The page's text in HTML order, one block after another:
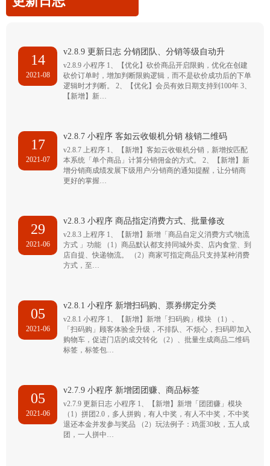
14
2021-08
v2.8.9 更新日志 分销团队、分销等级自动升
v2.8.9 小程序 1、【优化】砍价商品开启限购，优化在创建
砍价订单时，增加判断限购逻辑，而不是砍价成功后的下单
逻辑时才判断。 2、【优化】会员有效日期支持到100年 3、
【新增】新…
17
2021-07
v2.8.7 小程序 客如云收银机分销 核销二维码
v2.8.7 上程序 1、【新增】客如云收银机分销，新增按匹配
本系统「单个商品」计算分销佣金的方式。 2、【新增】新
增分销商成绩发展下级用户/分销商的通知提醒，让分销商
更好的掌握…
29
2021-06
v2.8.3 小程序 商品指定消费方式、批量修改
v2.8.3 上程序 1、【新增】新增「商品自定义消费方式/物流
方式 」功能 （1）商品默认都支持同城外卖、店内食堂、到
店自提、快递物流。 （2）商家可指定商品只支持某种消费
方式，至…
05
2021-06
v2.8.1 小程序 新增扫码购、票券绑定分类
v2.8.1 小程序 1、【新增】新增「扫码购」模块 （1）、
「扫码购」顾客体验全升级，不排队、不烦心，扫码即加入
购物车，促进门店的成交转化 （2）、批量生成商品二维码
标签，标签包…
05
2021-06
v2.7.9 小程序 新增团团赚、商品标签
v2.7.9 更新日志 小程序 1、【新增】新增「团团赚」模块
（1）拼团2.0，多人拼购，有人中奖，有人不中奖，不中奖
退还本金并发参与奖品 （2）玩法例子：鸡蛋30枚，五人成
团，一人拼中…